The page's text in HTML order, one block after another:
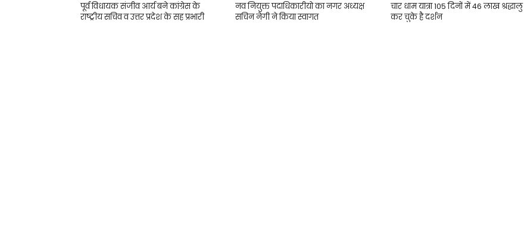
पूर्व विधायक संजीव आर्य बने कांग्रेस के
राष्ट्रीय सचिव व उत्तर प्रदेश के सह प्रभारी
नव नियुक्त पदाधिकारीयो का नगर अध्यक्ष
सचिन नेगी ने किया स्वागत
चार धाम यात्रा 105 दिनों में 46 लाख श्रद्धालु
कर चुके है दर्शन